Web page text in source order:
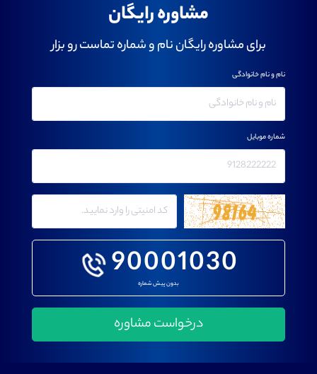
مشاوره رایگان
برای مشاوره رایگان نام و شماره تماست رو بزار
90001030
بدون پیش شماره
نام و نام خانوادگی
شماره موبایل